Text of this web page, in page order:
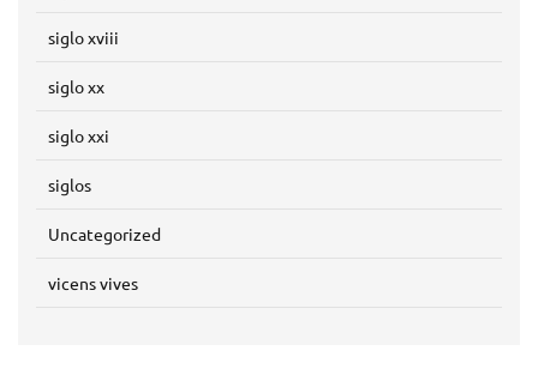
siglo xviii
siglo xx
siglo xxi
siglos
Uncategorized
vicens vives